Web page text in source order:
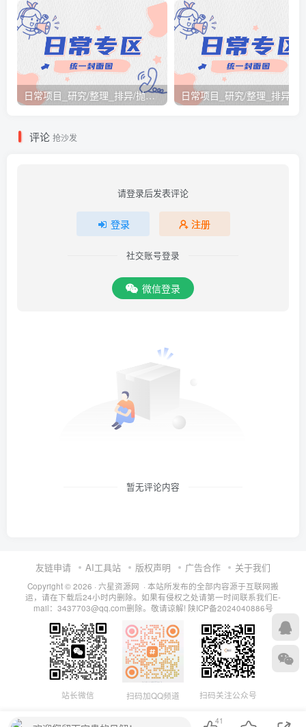
日常项目_研究/整理_排异/抛弃汇总[26.3.15-3.21整理]
评论 抢沙发
请登录后发表评论
登录 注册
社交账号登录
微信登录
暂无评论内容
友链申请 AI工具站 版权声明 广告合作 关于我们
Copyright © 2026 · 六星资源网 · 本站所发布的全部内容源于互联网搬
运，请在下载后24小时内删除。如果有侵权之处请第一时间联系我们E-
mail：3437703@qq.com删除。敬请谅解! 陕ICP备2024040886号
站长微信 扫码加QQ频道 扫码关注公众号
41